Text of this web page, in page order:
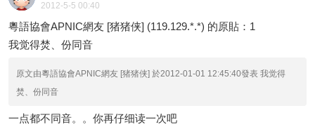
2012-5-5 00:40
粵語協會APNIC網友 [猪猪侠] (119.129.*.*) 的原貼： 1
我觉得焚、份同音
原文由粵語協會APNIC網友 [猪猪侠] 於2012-01-01 12:45:40發表 我觉得
焚、份同音
一点都不同音。。你再仔细读一次吧